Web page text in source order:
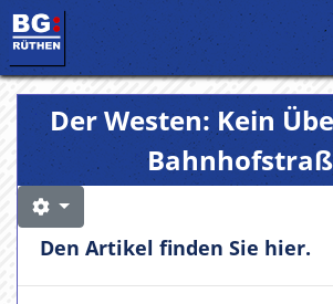
Der Westen: Kein
Den Artikel finden Sie hier.